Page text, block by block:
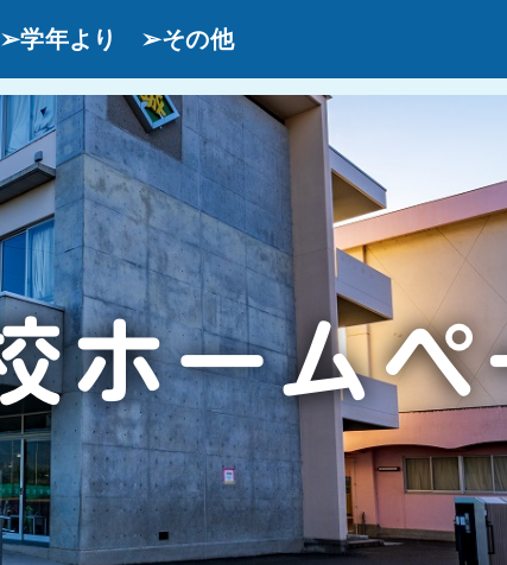
➢学年より ➢その他